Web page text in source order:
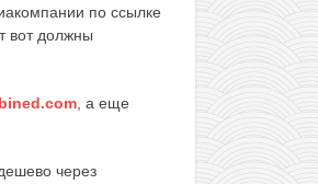
по ссылке
вот должны
, а еще
через